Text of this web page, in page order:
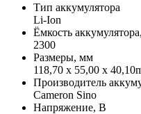
Тип аккумулятора
Li-Ion
Ёмкость
2300
Размеры, мм
118,70 x 55,00 x
Производитель
Cameron Sino
Напряжение, В